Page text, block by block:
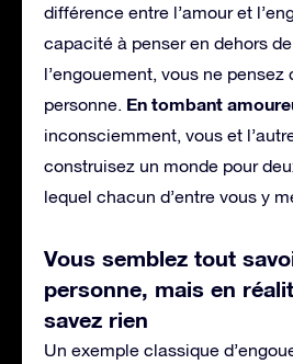
différence entre l’amour et
capacité à penser en dehors
l’engouement, vous ne pensez
personne. En tombant
inconsciemment, vous et
construisez un monde pour
lequel chacun d’entre vous y
Vous semblez tout
personne, mais en
savez rien
Un exemple classique